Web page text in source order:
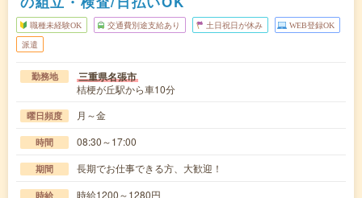
職種未経験OK 交通費別途支給あり 土日祝日が休み WEB登録OK
派遣
勤務地 三重県名張市
桔梗が丘駅から車10分
曜日頻度 月～金
時間 08:30～17:00
期間 長期でお仕事できる方、大歓迎！
時給 時給1200～1280円